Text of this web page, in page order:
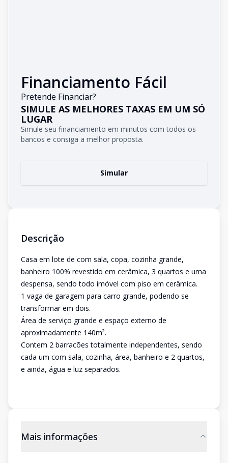
Financiamento Fácil
Pretende Financiar?
SIMULE AS MELHORES TAXAS EM UM SÓ
LUGAR
Simule seu financiamento em minutos com todos os
bancos e consiga a melhor proposta.
Simular
Descrição
Casa em lote de com sala, copa, cozinha grande,
banheiro 100% revestido em cerâmica, 3 quartos e uma
despensa, sendo todo imóvel com piso em cerâmica.
1 vaga de garagem para carro grande, podendo se
transformar em dois.
Área de serviço grande e espaço externo de
aproximadamente 140m².
Contem 2 barracões totalmente independentes, sendo
cada um com sala, cozinha, área, banheiro e 2 quartos,
e ainda, água e luz separados.
Mais informações